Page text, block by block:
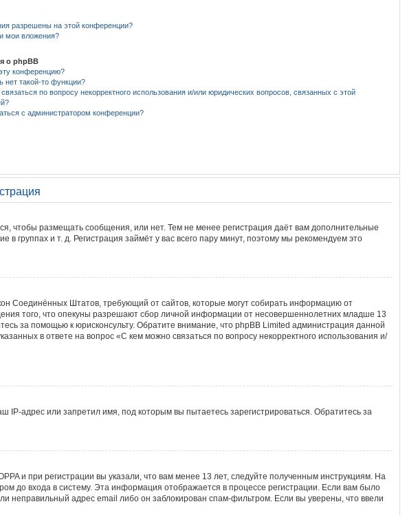
разрешены на этой конференции?
мои вложения?
о phpBB
конференцию?
нет такой-то функции?
по вопросу некорректного использования и/или юридических вопросов, связанных с этой
с администратором конференции?
чтобы размещать сообщения, или нет. Тем не менее регистрация даёт вам дополнительные
и т. д. Регистрация займёт у вас всего пару минут, поэтому мы рекомендуем это
Соединённых Штатов, требующий от сайтов, которые могут собирать информацию от
того, что опекуны разрешают сбор личной информации от несовершеннолетних младше 13
за помощью к юрисконсульту. Обратите внимание, что phpBB Limited администрация данной
в ответе на вопрос «С кем можно связаться по вопросу некорректного использования и/
адрес или запретил имя, под которым вы пытаетесь зарегистрироваться. Обратитесь за
и при регистрации вы указали, что вам менее 13 лет, следуйте полученным инструкциям. На
до входа в систему. Эта информация отображается в процессе регистрации. Если вам было
неправильный адрес email либо он заблокирован спам-фильтром. Если вы уверены, что ввели